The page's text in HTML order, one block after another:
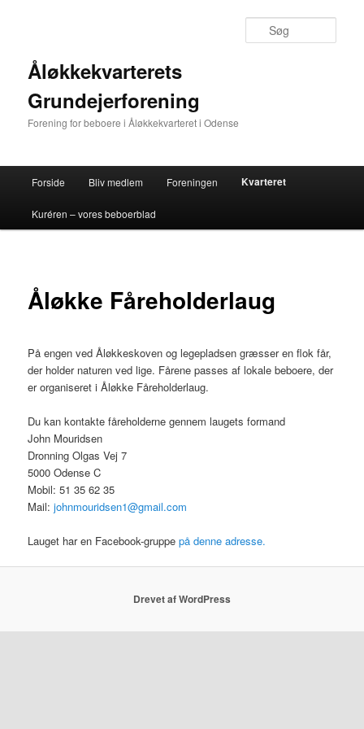
indholdÅløkkekvarterets
Grundejerforening
Forening for beboere i Åløkkekvarteret i Odense
Forside Bliv medlem Foreningen Kvarteret
Kuréren – vores beboerblad
Åløkke Fåreholderlaug
På engen ved Åløkkeskoven og legepladsen græsser en flok får,
der holder naturen ved lige. Fårene passes af lokale beboere, der
er organiseret i Åløkke Fåreholderlaug.
Du kan kontakte fåreholderne gennem laugets formand
John Mouridsen
Dronning Olgas Vej 7
5000 Odense C
Mobil: 51 35 62 35
Mail:johnmouridsen1@gmail.com
Lauget har en Facebook-gruppepå denne adresse.
Drevet af WordPress